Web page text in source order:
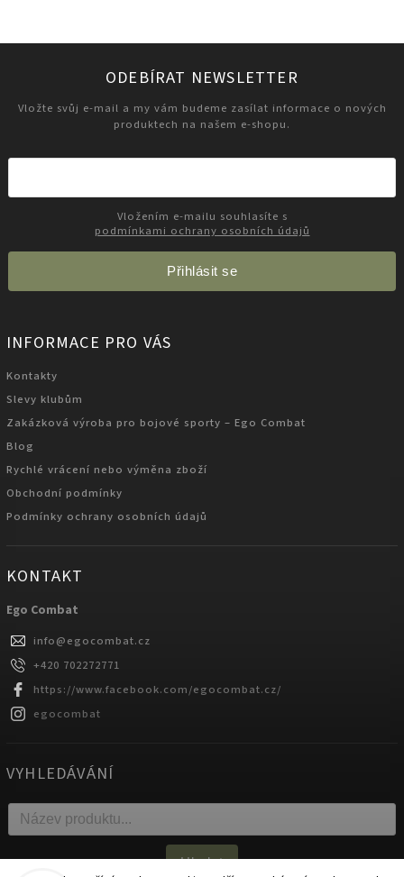
ODEBÍRAT NEWSLETTER
Vložte svůj e-mail a my vám budeme zasílat informace o nových
produktech na našem e-shopu.
podmínkami ochrany osobních údajů
Přihlásit se
INFORMACE PRO VÁS
Kontakty
Slevy klubům
Zakázková výroba pro bojové sporty – Ego Combat
Blog
Rychlé vrácení nebo výměna zboží
Obchodní podmínky
Podmínky ochrany osobních údajů
KONTAKT
Ego Combat
info@egocombat.cz
+420 702272771
https://www.facebook.com/egocombat.cz/
egocombat
VYHLEDÁVÁNÍ
Hledat